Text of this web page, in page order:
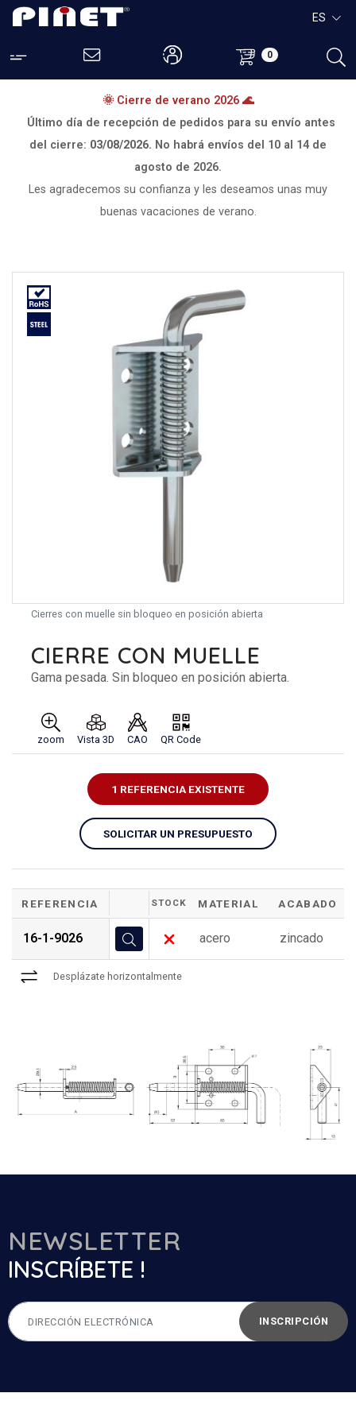
0
ES
🌞 Cierre de verano 2026 🌊
Último día de recepción de pedidos para su envío antes
del cierre: 03/08/2026. No habrá envíos del 10 al 14 de
agosto de 2026.
Les agradecemos su confianza y les deseamos unas muy
buenas vacaciones de verano.
Cierres con muelle sin bloqueo en posición abierta
CIERRE CON MUELLE
Gama pesada. Sin bloqueo en posición abierta.
zoom Vista 3D CAO QR Code
1 REFERENCIA EXISTENTE
SOLICITAR UN PRESUPUESTO
REFERENCIA STOCK MATERIAL ACABADO
16-1-9026 acero zincado
Desplázate horizontalmente
NEWSLETTER
INSCRÍBETE !
INSCRIPCIÓN